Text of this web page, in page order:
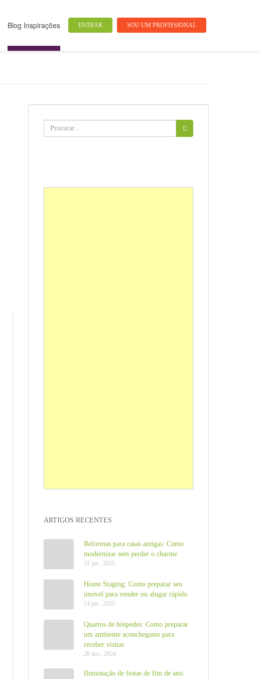
ENTRAR SOU UM PROFISSIONAL
Blog Inspirações
Buscar:
ARTIGOS RECENTES
Reformas para casas antigas: Como
modernizar sem perder o charme
31 jan , 2025
Home Staging: Como preparar seu
imóvel para vender ou alugar rápido
14 jan , 2025
Quartos de hóspedes: Como preparar
um ambiente aconchegante para
receber visitas
28 dez , 2024
Iluminação de festas de fim de ano: